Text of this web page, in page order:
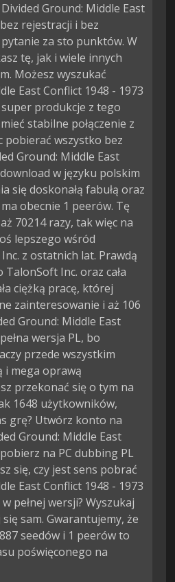
Ground: Middle East
rejestracji i bez
za sto punktów. W
tę, jak i wiele innych
Możesz wyszukać
East Conflict 1948 - 1973
produkcje z tego
stabilne połączenie z
pobierać wszystko bez
Ground: Middle East
w języku polskim
się doskonałą fabułą oraz
obecnie 1 peerów. Tę
70214 razy, tak więc na
lepszego wśród
z ostatnich lat. Prawdą
Inc. oraz cała
ciężką pracę, której
zainteresowanie i aż 106
Ground: Middle East
wersja PL, bo
przede wszystkim
i mega oprawą
przekonać się o tym na
1648 użytkowników,
grę? Utwórz konto na
Ground: Middle East
na PC dubbing PL
się, czy jest sens pobrać
East Conflict 1948 - 1973
pełnej wersji? Wyszukaj
sam. Gwarantujemy, że
seedów i 1 peerów to
poświęconego na